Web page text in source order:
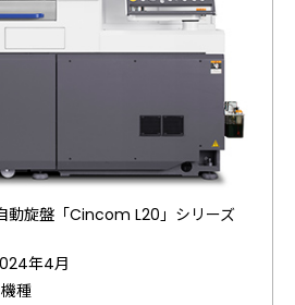
動旋盤「Cincom L20」シリーズ
年4月
種